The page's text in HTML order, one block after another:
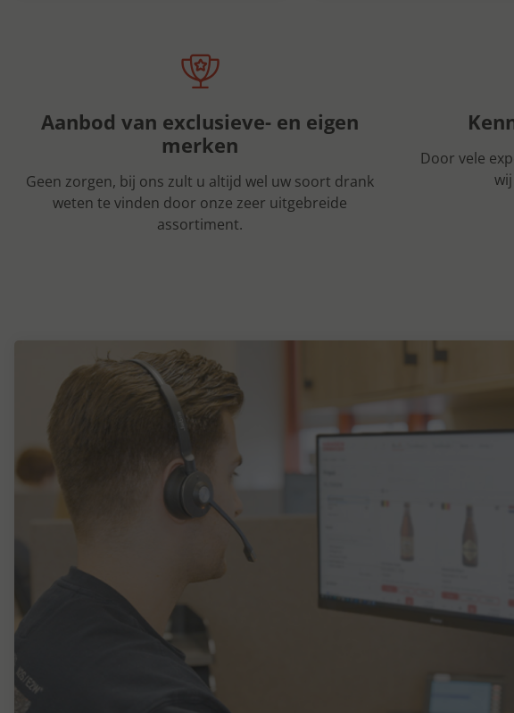
Aanbod van exclusieve- en eigen
merken
Geen zorgen, bij ons zult u altijd wel uw soort drank
weten te vinden door onze zeer uitgebreide
assortiment.
Door vele